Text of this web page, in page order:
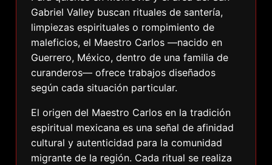
Gabriel Valley buscan rituales de santería,
limpiezas espirituales o rompimiento de
maleficios, el Maestro Carlos —nacido en
Guerrero, México, dentro de una familia de
curanderos— ofrece trabajos diseñados
según cada situación particular.
El origen del Maestro Carlos en la tradición
espiritual mexicana es una señal de afinidad
cultural y autenticidad para la comunidad
migrante de la región. Cada ritual se realiza